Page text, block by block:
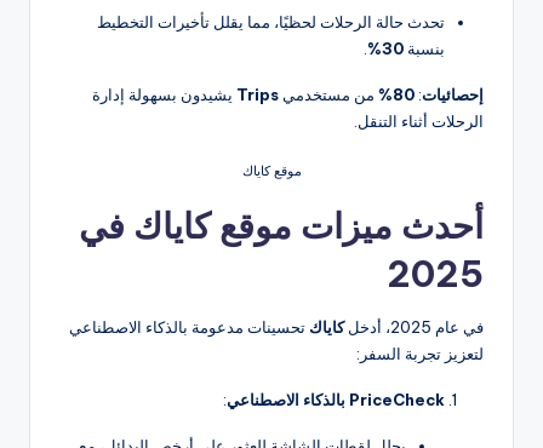
تحدث حالة الرحلات لحظيًا، مما يقلل تأخيرات التخطيط
بنسبة 30%
إحصائيات:
80% من مستخدمي Trips يشيدون بسهولة إدارة
الرحلات أثناء التنقل.
موقع كاياك
أحدث ميزات موقع كاياك في
2025
في عام 2025، أدخل كاياك تحسينات مدعومة بالذكاء الاصطناعي
لتعزيز تجربة السفر:
PriceCheck بالذكاء الاصطناعي :